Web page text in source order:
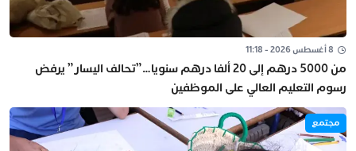
8 أغسطس 2026 - 11:18
من 5000 درهم إلى 20 ألفا درهم سنويا…”تحالف اليسار” يرفض
رسوم التعليم العالي على الموظفين
مجتمع